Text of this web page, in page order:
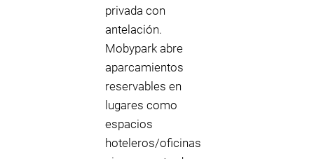
privada con
antelación.
Mobypark abre
aparcamientos
reservables en
lugares como
espacios
hoteleros/oficinas